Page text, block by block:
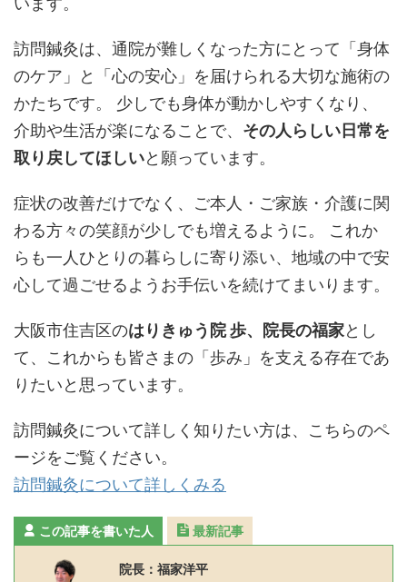
訪問鍼灸は、通院が難しくなった方にとって「身体
のケア」と「心の安心」を届けられる大切な施術の
かたちです。 少しでも身体が動かしやすくなり、
介助や生活が楽になることで、 その人らしい日常を
取り戻してほしいと願っています。
症状の改善だけでなく、ご本人・ご家族・介護に関
わる方々の笑顔が少しでも増えるように。 これか
らも一人ひとりの暮らしに寄り添い、地域の中で安
心して過ごせるようお手伝いを続けてまいります。
大阪市住吉区のはりきゅう院 歩、院長の福家とし
て、これからも皆さまの「歩み」を支える存在であ
りたいと思っています。
訪問鍼灸について詳しく知りたい方は、こちらのペ
ージをご覧ください。
訪問鍼灸について詳しくみる
この記事を書いた人 最新記事
院長：福家洋平